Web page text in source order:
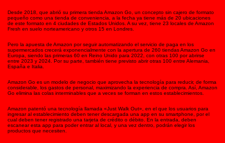
Desde 2018, que abrió su primera tienda Amazon Go, un concepto sin cajero de formato
pequeño como una tienda de conveniencia, a la fecha ya tiene más de 20 ubicaciones
de este formato en 4 ciudades de Estados Unidos. A su vez, tiene 23 locales de Amazon
Fresh en suelo norteamericano y otros 15 en Londres.
Pero la apuesta de Amazon por seguir automatizando el servicio de paga en los
supermercados crecerá exponencialmente con la apertura de 260 tiendas Amazon Go en
Europa, siendo las primeras 60 en Reino Unido para 2022, con otras 100 por abrirse
entre 2023 y 2024. Por su parte, también tiene previsto abrir otras 100 entre Alemania,
España e Italia.
Amazon Go es un modelo de negocio que aprovecha la tecnología para reducir, de forma
considerable, los gastos de personal, maximizando la experiencia de compra. Así, Amazon
Go elimina las colas interminables que a veces se forman en estos establecimientos.
Amazon patentó una tecnología llamada «Just Walk Out», en el que los usuarios para
ingresar al establecimiento deben tener descargada una app en su smartphone, por el
cual deben tener registrado una tarjeta de crédito o débito. En la entrada, deben
escanear esta app para poder entrar al local, y una vez dentro, podrán elegir los
productos que necesiten.